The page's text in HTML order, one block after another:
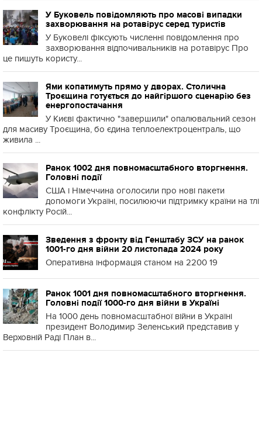
У Буковель повідомляють про масові випадки
захворювання на ротавірус серед туристів
У Буковелі фіксують численні повідомлення про
захворювання відпочивальників на ротавірус Про
це пишуть користу...
Ями копатимуть прямо у дворах. Столична
Троєщина готується до найгіршого сценарію без
енергопостачання
У Києві фактично "завершили" опалювальний сезон
для масиву Троєщина, бо єдина теплоелектроцентраль, що
живила ...
Ранок 1002 дня повномасштабного вторгнення.
Головні події
США і Німеччина оголосили про нові пакети
допомоги Україні, посилюючи підтримку країни на тлі
конфлікту Росій...
Зведення з фронту від Генштабу ЗСУ на ранок
1001-го дня війни 20 листопада 2024 року
Оперативна інформація станом на 2200 19
Ранок 1001 дня повномасштабного вторгнення.
Головні події 1000-го дня війни в Україні
На 1000 день повномасштабної війни в Україні
президент Володимир Зеленський представив у
Верховній Раді План в...